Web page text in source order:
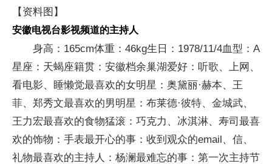
【资料图】
安徽电视台影视频道的主持人
身高：165cm体重：46kg生日：1978/11/4血型：A
星座：天蝎座籍贯：安徽档余巢湖爱好：听歌、上网、
看电影、睡懒觉最喜欢的女明星：奥黛丽·赫本、王
菲、郑秀文最喜欢的男明星：布莱德·彼特、金城武、
王力宏最喜欢的食物猛滚：巧克力、冰淇淋、寿司最喜
欢的饰物：手表最开心的事：收到观众的email、信、
礼物最喜欢的主持人：杨澜最难忘的事：第一次主持节